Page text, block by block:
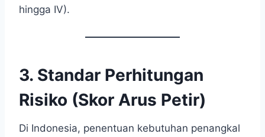
hingga IV).
3. Standar Perhitungan
Risiko (Skor Arus Petir)
Di Indonesia, penentuan kebutuhan penangkal